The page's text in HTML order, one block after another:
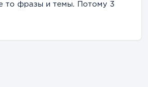
то фразы и темы. Потому 3